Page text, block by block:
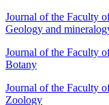
Journal of the Faculty
Geology and
Journal of the Faculty
Botany
Journal of the Faculty
Zoology